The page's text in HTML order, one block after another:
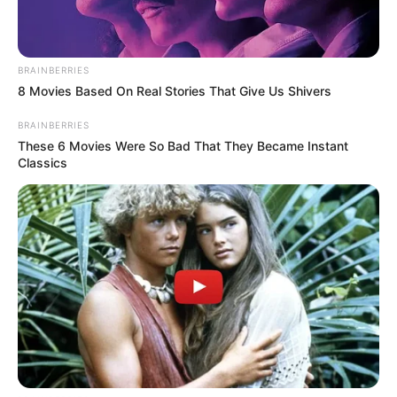
„Egyszer, amikor kopogtatócédulát gyűjtöttem,
egy idős nő azt mondta, azért nem szavaz Orbánra,
mert cigányra nem szavaz. Megkérdeztem tőle,
hogy engem cigánynak tart-e. Azt mondta, nem.
akkor elpirult.”
BRAINBERRIES
8 Movies Based On Real Stories That Give Us Shivers
BRAINBERRIES
These 6 Movies Were So Bad That They Became Instant
Classics